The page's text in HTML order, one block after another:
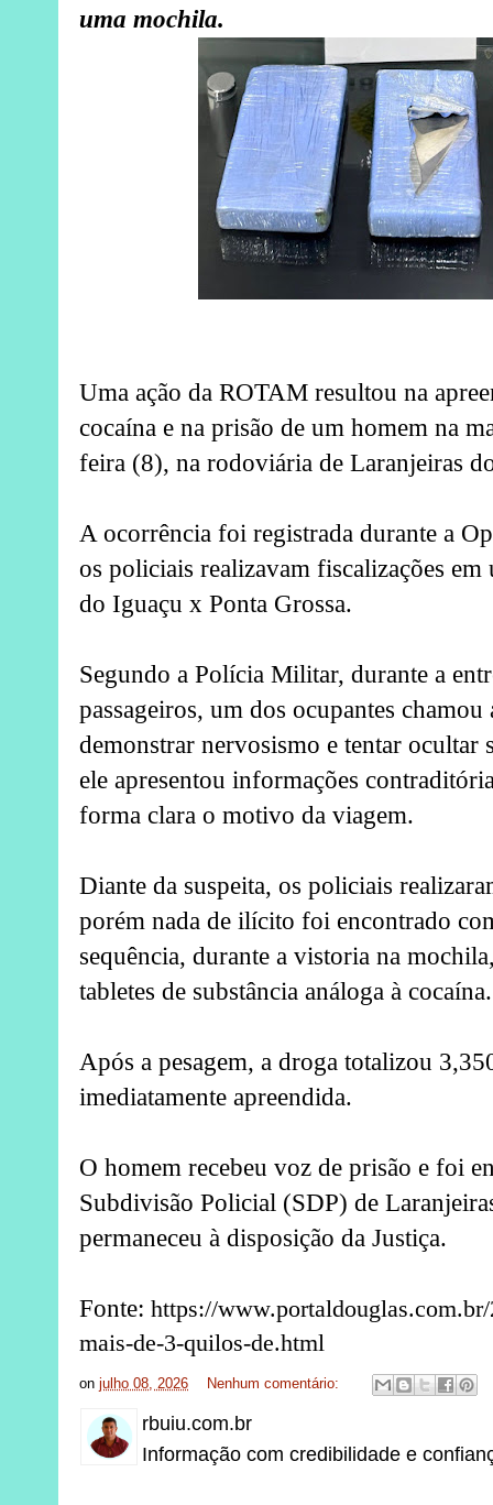
uma mochila.
Uma ação da ROTAM resultou na
cocaína e na prisão de um homem na
feira (8), na rodoviária de Laranjeiras
A ocorrência foi registrada durante a
os policiais realizavam fiscalizações
do Iguaçu x Ponta Grossa.
Segundo a Polícia Militar, durante a
passageiros, um dos ocupantes chamou
demonstrar nervosismo e tentar ocultar
ele apresentou informações
forma clara o motivo da viagem.
Diante da suspeita, os policiais
porém nada de ilícito foi encontrado
sequência, durante a vistoria na
tabletes de substância análoga à cocaína.
Após a pesagem, a droga totalizou
imediatamente apreendida.
O homem recebeu voz de prisão e foi
Subdivisão Policial (SDP) de
permaneceu à disposição da Justiça.
Fonte:https://
mais-de-3-quilos-de.html
onjulho 08, 2026 Nenhum comentário:
rbuiu.com.br
Informação com credibilidade e